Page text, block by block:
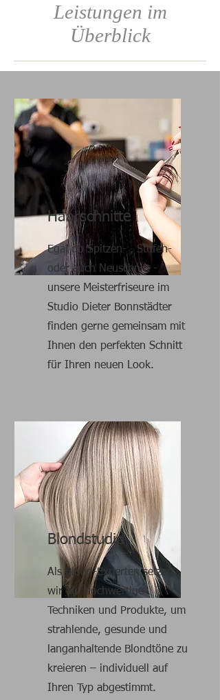
Leistungen im
Überblick
Haarschnitte
Egal ob Spitzen- , Stufen-
oder auch Neuschnitt -
unsere Meisterfriseure im
Studio Dieter Bonnstädter
finden gerne gemeinsam mit
Ihnen den perfekten Schnitt
für Ihren neuen Look.
Blondstudio
Als Blond-Experten setzen
wir auf hochwertige
Techniken und Produkte, um
strahlende, gesunde und
langanhaltende Blondtöne zu
kreieren – individuell auf
Ihren Typ abgestimmt.